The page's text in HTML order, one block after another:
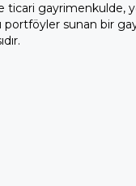
ticari gayrimenkulde,
sunan bir